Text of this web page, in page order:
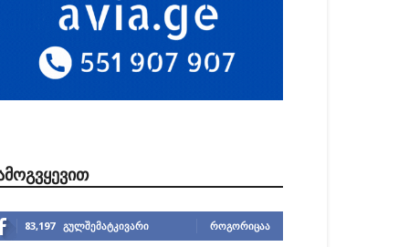
83,197 გულშემატკივარი ᲠᲝᲒᲝᲠᲘᲪᲐᲐ